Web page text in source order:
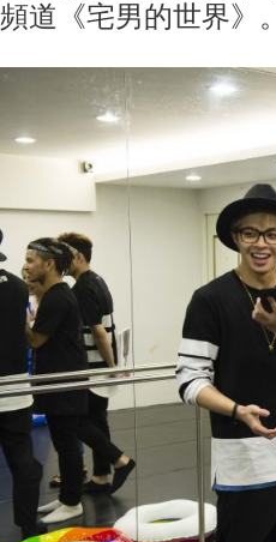
頻道《宅男的世界》。